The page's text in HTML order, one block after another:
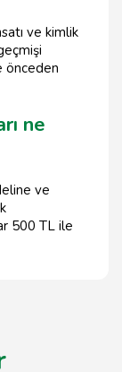
ve kimlik
önceden
ne
ve
500 TL ile